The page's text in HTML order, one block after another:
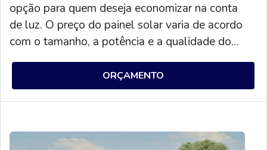
opção para quem deseja economizar na conta
de luz. O preço do painel solar varia de acordo
com o tamanho, a potência e a qualidade do
equipamento. É importante pesquisar bem antes
de comprar, pois existem diversas opções de
painéis solares com preços acessíveis no
quem deseja adquirir um painel de energia solar.
ORÇAMENTO